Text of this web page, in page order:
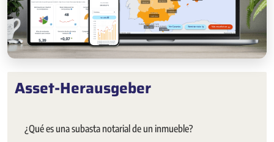
Asset-Herausgeber
¿Qué es una subasta notarial de un inmueble?